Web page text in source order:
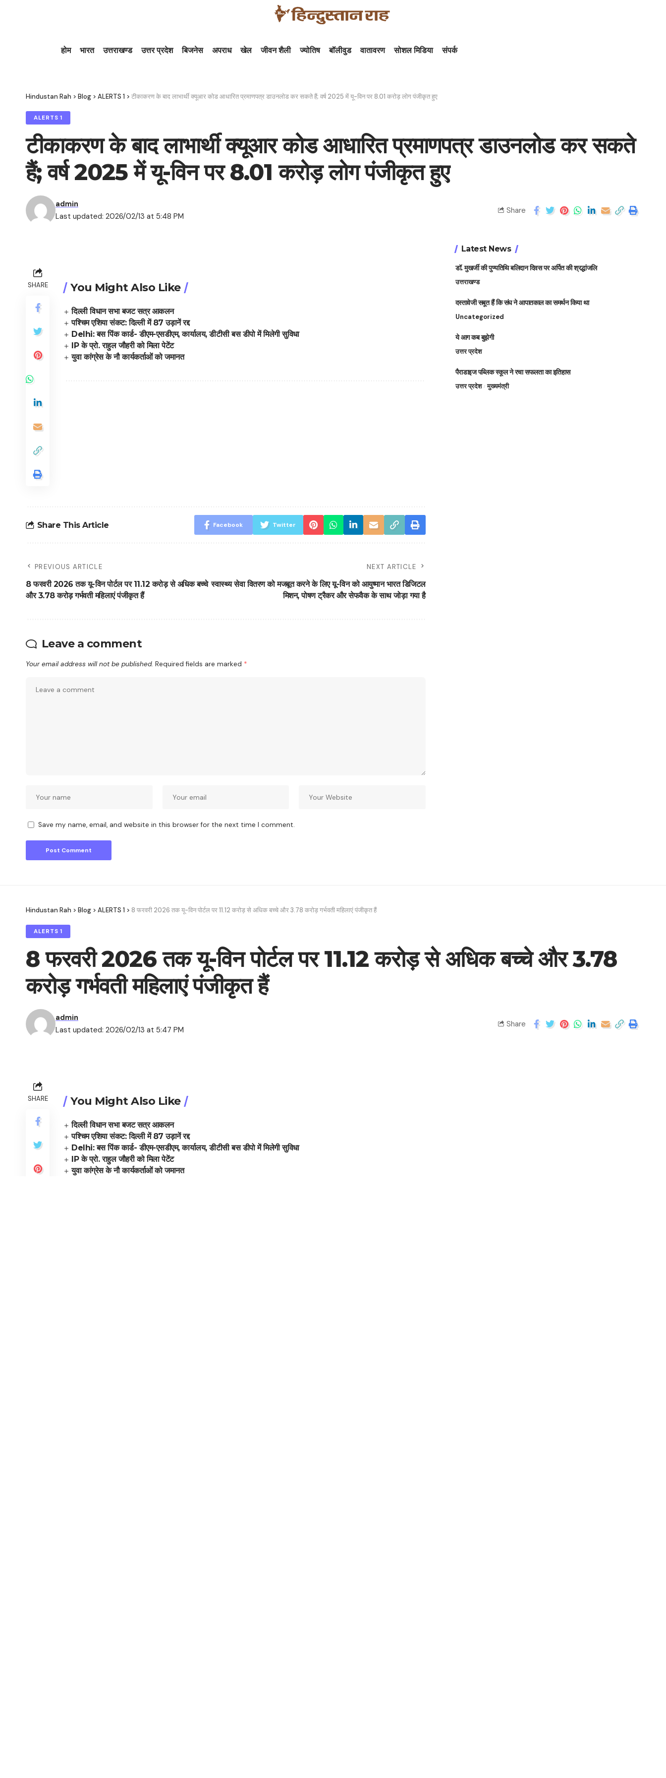
होम भारत उत्तराखण्ड उत्तर प्रदेश बिजनेस अपराध खेल जीवन शैली ज्योतिष बॉलीवुड वातावरण सोशल मिडिया संपर्क
Hindustan Rah > Blog > ALERTS 1 > टीकाकरण के बाद लाभार्थी क्यूआर कोड आधारित प्रमाणपत्र डाउनलोड कर सकते हैं; वर्ष 2025 में यू-विन पर 8.01 करोड़ लोग पंजीकृत हुए
ALERTS 1
टीकाकरण के बाद लाभार्थी क्यूआर कोड आधारित प्रमाणपत्र डाउनलोड कर सकते
हैं; वर्ष 2025 में यू-विन पर 8.01 करोड़ लोग पंजीकृत हुए
Last updated: 2026/02/13 at 5:48 PM
admin
Share
SHARE You Might Also Like
दिल्ली विधान सभा बजट सत्र आकलन
पश्चिम एशिया संकट: दिल्ली में 87 उड़ानें रद्द
Delhi: बस पिंक कार्ड- डीएम-एसडीएम, कार्यालय, डीटीसी बस डीपो में मिलेगी सुविधा
IP के प्रो. राहुल जौहरी को मिला पेटेंट
युवा कांग्रेस के नौ कार्यकर्ताओं को जमानत
Share This Article Facebook Twitter
PREVIOUS ARTICLE
8 फरवरी 2026 तक यू-विन पोर्टल पर 11.12 करोड़ से अधिक बच्चे
और 3.78 करोड़ गर्भवती महिलाएं पंजीकृत हैं
NEXT ARTICLE
स्वास्थ्य सेवा वितरण को मजबूत करने के लिए यू-विन को आयुष्मान भारत डिजिटल
मिशन, पोषण ट्रैकर और सेफवैक के साथ जोड़ा गया है
Leave a comment
Your email address will not be published. Required fields are marked *
Save my name, email, and website in this browser for the next time I comment.
Latest News
डॉ. मुखर्जी की पुण्यतिथि बलिदान दिवस पर अर्पित की श्रद्धांजलि
उत्तराखण्ड
दस्तावेजी सबूत हैं कि संघ ने आपातकाल का समर्थन किया था
Uncategorized
ये आग कब बुझेगी
उत्तर प्रदेश
पैराडाइज पब्लिक स्कूल ने रचा सफलता का इतिहास
उत्तर प्रदेश मुख्यमंत्री
Hindustan Rah > Blog > ALERTS 1 > 8 फरवरी 2026 तक यू-विन पोर्टल पर 11.12 करोड़ से अधिक बच्चे और 3.78 करोड़ गर्भवती महिलाएं पंजीकृत हैं
ALERTS 1
8 फरवरी 2026 तक यू-विन पोर्टल पर 11.12 करोड़ से अधिक बच्चे और 3.78
करोड़ गर्भवती महिलाएं पंजीकृत हैं
Last updated: 2026/02/13 at 5:47 PM
admin
Share
SHARE You Might Also Like
दिल्ली विधान सभा बजट सत्र आकलन
पश्चिम एशिया संकट: दिल्ली में 87 उड़ानें रद्द
Delhi: बस पिंक कार्ड- डीएम-एसडीएम, कार्यालय, डीटीसी बस डीपो में मिलेगी सुविधा
IP के प्रो. राहुल जौहरी को मिला पेटेंट
युवा कांग्रेस के नौ कार्यकर्ताओं को जमानत